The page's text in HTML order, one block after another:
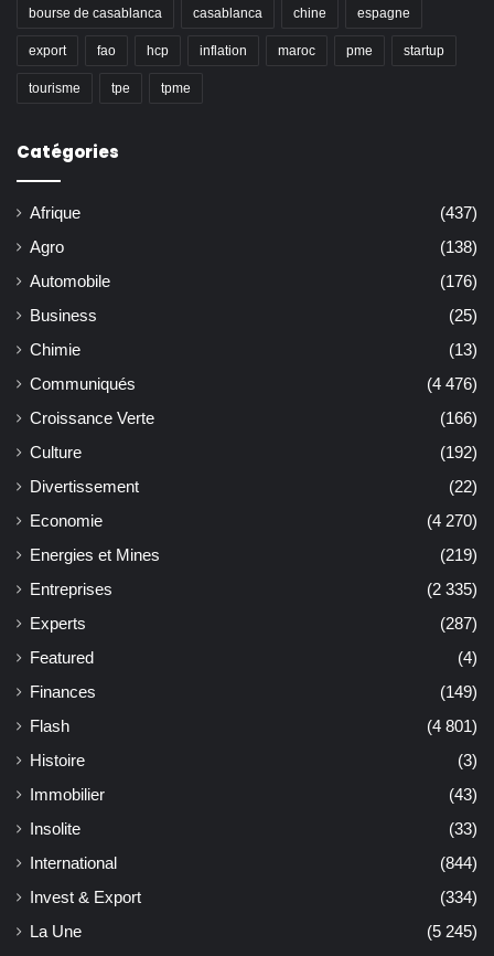
bourse de casablanca casablanca chine espagne
export fao hcp inflation maroc pme startup
tourisme tpe tpme
Catégories
Afrique
(437)
Agro
(138)
Automobile
(176)
Business
(25)
Chimie
(13)
Communiqués
(4 476)
Croissance Verte
(166)
Culture
(192)
Divertissement
(22)
Economie
(4 270)
Energies et Mines
(219)
Entreprises
(2 335)
Experts
(287)
Featured
(4)
Finances
(149)
Flash
(4 801)
Histoire
(3)
Immobilier
(43)
Insolite
(33)
International
(844)
Invest & Export
(334)
La Une
(5 245)